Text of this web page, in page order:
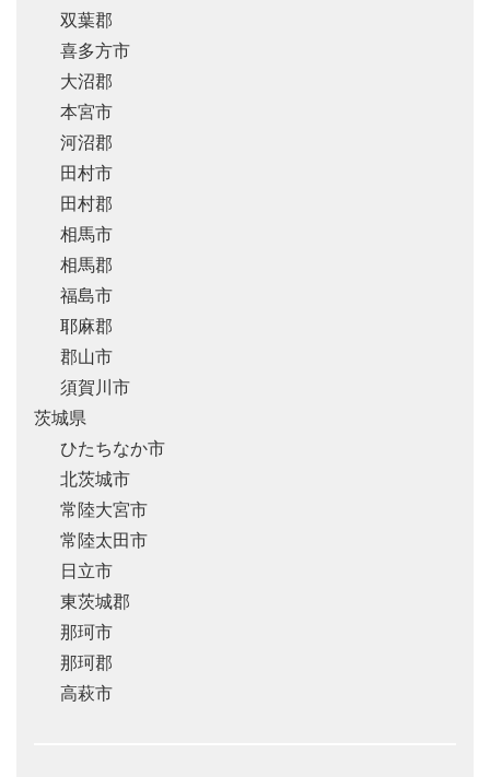
双葉郡
喜多方市
大沼郡
本宮市
河沼郡
田村市
田村郡
相馬市
相馬郡
福島市
耶麻郡
郡山市
須賀川市
茨城県
ひたちなか市
北茨城市
常陸大宮市
常陸太田市
日立市
東茨城郡
那珂市
那珂郡
高萩市